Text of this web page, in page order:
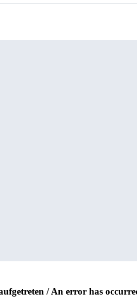
/ An error has